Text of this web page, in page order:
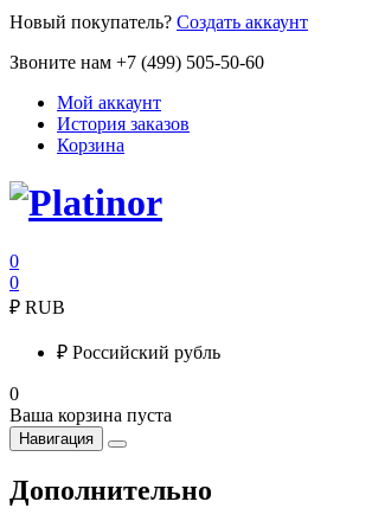
Новый покупатель? Создать аккаунт
Звоните нам +7 (499) 505-50-60
Мой аккаунт
История заказов
Корзина
0
0
₽ RUB
₽ Российский рубль
0
Ваша корзина пуста
Навигация
Дополнительно